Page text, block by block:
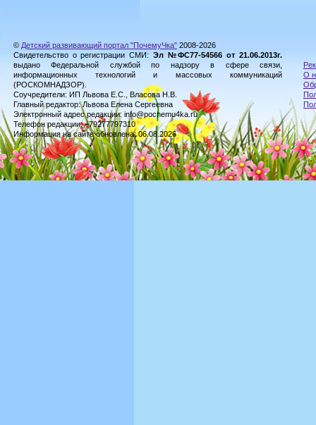
© Детский развивающий портал "ПочемуЧка" 2008-2026
Свидетельство о регистрации СМИ: Эл №ФС77-54566 от 21.06.2013г.
выдано Федеральной службой по надзору в сфере связи,
информационных технологий и массовых коммуникаций
(РОСКОМНАДЗОР).
Соучредители: ИП Львова Е.С., Власова Н.В.
Главный редактор: Львова Елена Сергеевна
Электронный адрес редакции: info@pochemu4ka.ru
Телефон редакции: +79277797310
Информация на сайте обновлена: 06.08.2026
О